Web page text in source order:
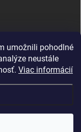
umožnili pohodlné
neustále
Viac informácií